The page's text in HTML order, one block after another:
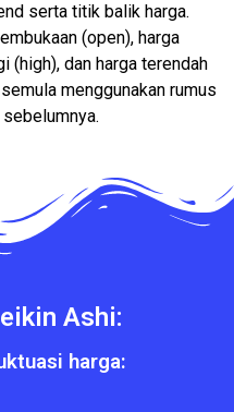
serta titik balik harga.
(open), harga
(high), dan harga terendah
menggunakan rumus
Ashi:
harga: